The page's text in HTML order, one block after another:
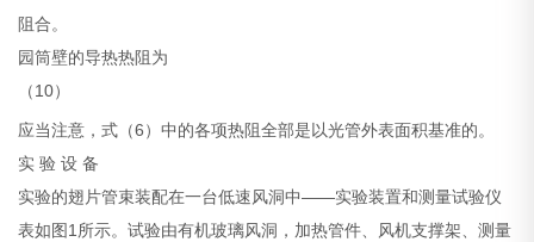
阻合。
园筒壁的导热热阻为
（10）
应当注意，式（6）中的各项热阻全部是以光管外表面积基准的。
实 验 设 备
实验的翅片管束装配在一台低速风洞中——实验装置和测量试验仪
表如图1所示。试验由有机玻璃风洞，加热管件、风机支撑架、测量